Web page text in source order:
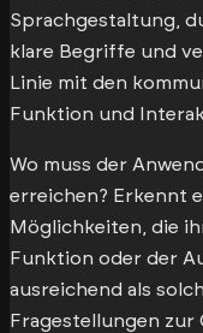
Sprachgestaltung,
klare Begriffe und
Linie mit den
Funktion und
Wo muss der
erreichen? Erkennt
Möglichkeiten, die
Funktion oder der
ausreichend als
Fragestellungen